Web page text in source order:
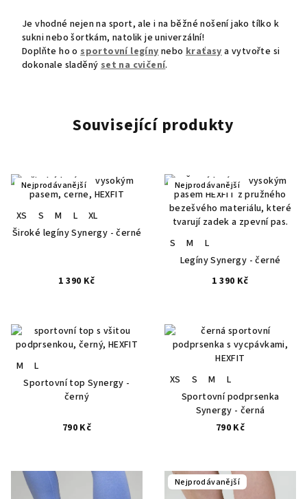
Je vhodné nejen na sport, ale i na běžné nošení jako tílko k
sukni nebo šortkám, natolik je univerzální!
Doplňte ho osportovní legínynebokraťasya vytvořte si
dokonale sladěnýset na cvičení.
Související produkty
Nejprodávanější
XS S M L
XL
Široké legíny Synergy - černé
1 390 Kč
Nejprodávanější
S M
L
Legíny Synergy - černé
1 390 Kč
M
L
Sportovní top Synergy -
černý
790 Kč
XS S M
L
Sportovní podprsenka
Synergy - černá
790 Kč
Nejprodávanější